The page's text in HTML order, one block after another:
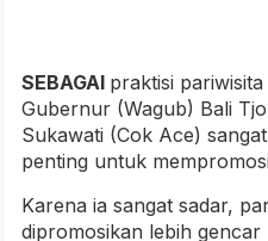
SEBAGAI praktisi
Gubernur (Wagub) Bali
Sukawati (Cok Ace)
penting untuk
Karena ia sangat sadar,
dipromosikan lebih